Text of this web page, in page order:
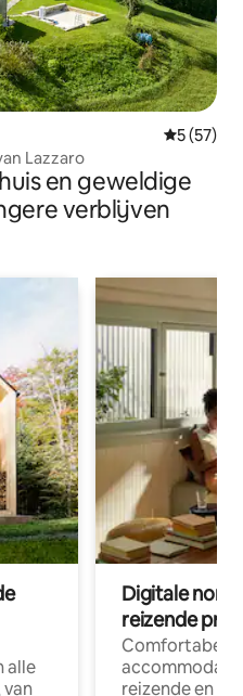
5 (57)
Lazzaro
en geweldige
verblijven
alle
Digitale
reizende
Comfortabele
reizende en